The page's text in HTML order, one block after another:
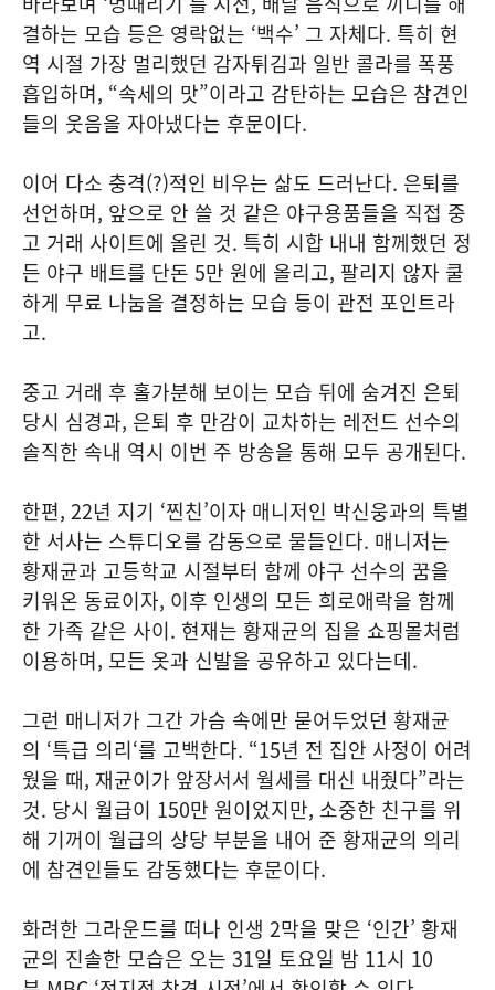
결하는 모습 등은 영락없는 ‘백수’ 그 자체다. 특히 현
역 시절 가장 멀리했던 감자튀김과 일반 콜라를 폭풍
흡입하며, “속세의 맛”이라고 감탄하는 모습은 참견인
들의 웃음을 자아냈다는 후문이다.
이어 다소 충격(?)적인 비우는 삶도 드러난다. 은퇴를
선언하며, 앞으로 안 쓸 것 같은 야구용품들을 직접 중
고 거래 사이트에 올린 것. 특히 시합 내내 함께했던 정
든 야구 배트를 단돈 5만 원에 올리고, 팔리지 않자 쿨
하게 무료 나눔을 결정하는 모습 등이 관전 포인트라
고.
중고 거래 후 홀가분해 보이는 모습 뒤에 숨겨진 은퇴
당시 심경과, 은퇴 후 만감이 교차하는 레전드 선수의
솔직한 속내 역시 이번 주 방송을 통해 모두 공개된다.
한편, 22년 지기 ‘찐친’이자 매니저인 박신웅과의 특별
한 서사는 스튜디오를 감동으로 물들인다. 매니저는
황재균과 고등학교 시절부터 함께 야구 선수의 꿈을
키워온 동료이자, 이후 인생의 모든 희로애락을 함께
한 가족 같은 사이. 현재는 황재균의 집을 쇼핑몰처럼
이용하며, 모든 옷과 신발을 공유하고 있다는데.
그런 매니저가 그간 가슴 속에만 묻어두었던 황재균
의 ‘특급 의리‘를 고백한다. “15년 전 집안 사정이 어려
웠을 때, 재균이가 앞장서서 월세를 대신 내줬다”라는
것. 당시 월급이 150만 원이었지만, 소중한 친구를 위
해 기꺼이 월급의 상당 부분을 내어 준 황재균의 의리
에 참견인들도 감동했다는 후문이다.
화려한 그라운드를 떠나 인생 2막을 맞은 ‘인간’ 황재
균의 진솔한 모습은 오는 31일 토요일 밤 11시 10